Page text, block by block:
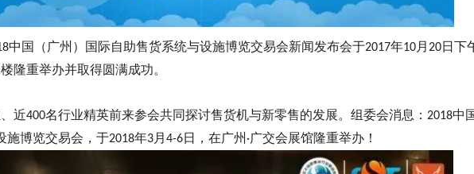
中国（广州）国际自助售货系统与设施博览交易会新闻发布会于2017年10月 20日下
隆重举办并取得圆满成功。
近400名行业精英前来参会共同探讨售货机与新零售的发展。组委会消息： 2018中
施博览交易会，于2018年3月 4-6日，在广州 ·广交会展馆隆重举办！